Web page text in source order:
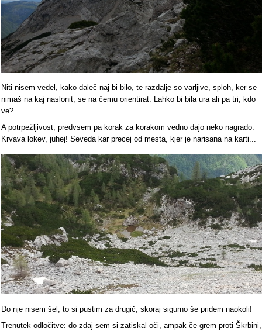
Niti nisem vedel, kako daleč naj bi bilo, te razdalje so varljive, sploh, ker se
nimaš na kaj naslonit, se na čemu orientirat. Lahko bi bila ura ali pa tri, kdo
ve?
A potrpežljivost, predvsem pa korak za korakom vedno dajo neko nagrado.
Krvava lokev, juhej! Seveda kar precej od mesta, kjer je narisana na karti...
Do nje nisem šel, to si pustim za drugič, skoraj sigurno še pridem naokoli!
Trenutek odločitve: do zdaj sem si zatiskal oči, ampak če grem proti Škrbini,